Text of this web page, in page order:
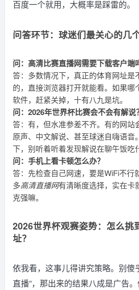
百度一个就用，大概率是踩雷的。
问答环节：球迷们最关心的几
问：高清比赛直播网需要下载客户端
答：多数情况下，真正的体育网址是
的，直接浏览器打开就能看。如果哪
软件，赶紧关掉，十有八九是坑。
问：2026年世界杯比赛会不会有解说
答：有，但水准参差不齐。有的网站
原声、中文解说、甚至球迷自嗨语音
下，别听着听着发现解说在聊午饭吃
问：手机上看卡顿怎么办？
答：先检查自己网速，要是WiFi不行
多高清直播网有清晰度选择，实在卡
克强嘛。
2026世界杯观赛姿势：怎么挑
址？
依我看，这事儿得讲究策略。别傻
直播”，那出来的结果八成是广告